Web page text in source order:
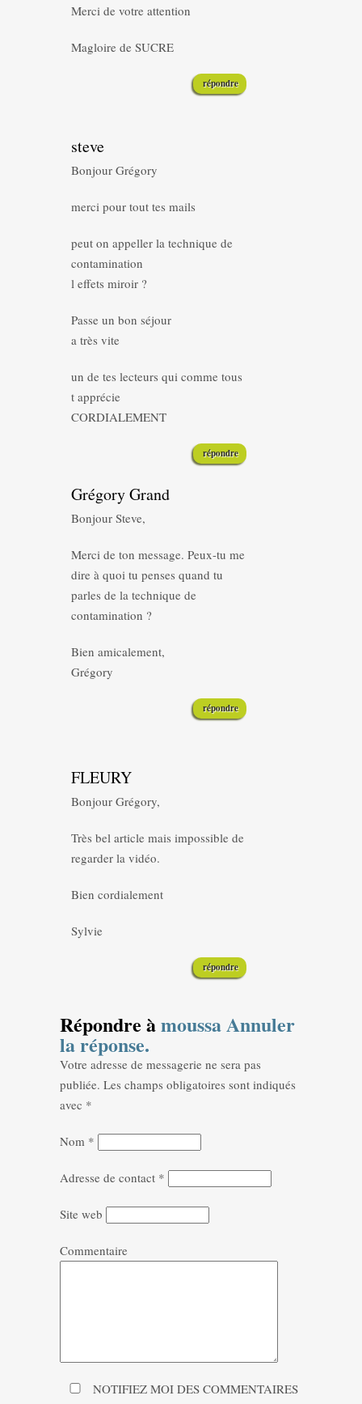
Merci de votre attention
Magloire de SUCRE
répondre
steve
Bonjour Grégory
merci pour tout tes mails
peut on appeller la technique de
contamination
l effets miroir ?
Passe un bon séjour
a très vite
un de tes lecteurs qui comme tous
t apprécie
CORDIALEMENT
répondre
Grégory Grand
Bonjour Steve,
Merci de ton message. Peux-tu me
dire à quoi tu penses quand tu
parles de la technique de
contamination ?
Bien amicalement,
Grégory
répondre
FLEURY
Bonjour Grégory,
Très bel article mais impossible de
regarder la vidéo.
Bien cordialement
Sylvie
répondre
Répondre àmoussaAnnuler
la réponse.
Votre adresse de messagerie ne sera pas
publiée. Les champs obligatoires sont indiqués
avec *
Nom *
Adresse de contact *
Site web
Commentaire
NOTIFIEZ MOI DES COMMENTAIRES